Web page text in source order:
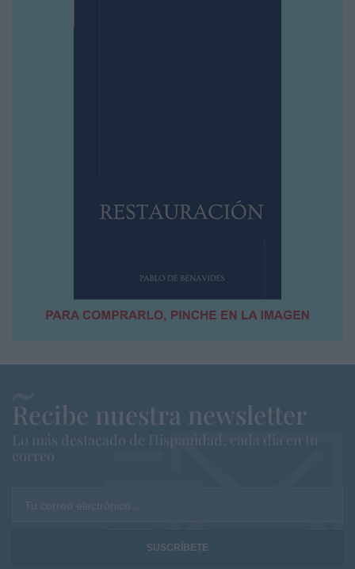
Recibe nuestra newsletter
Lo más destacado de Hispanidad, cada dia en tu
correo
Tu correo electrónico...